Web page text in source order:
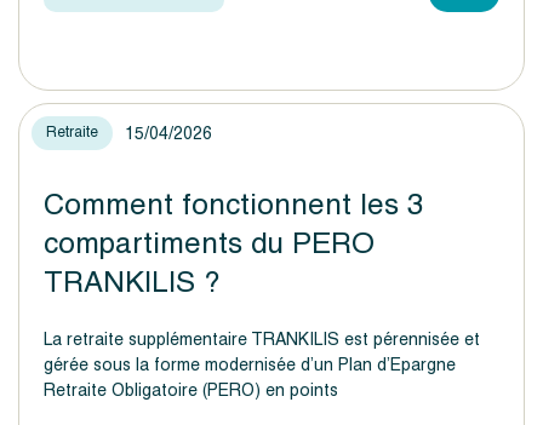
Retraite 15/04/2026
Comment fonctionnent les 3
compartiments du PERO
TRANKILIS ?
La retraite supplémentaire TRANKILIS est pérennisée et
gérée sous la forme modernisée d’un Plan d’Epargne
Retraite Obligatoire (PERO) en points